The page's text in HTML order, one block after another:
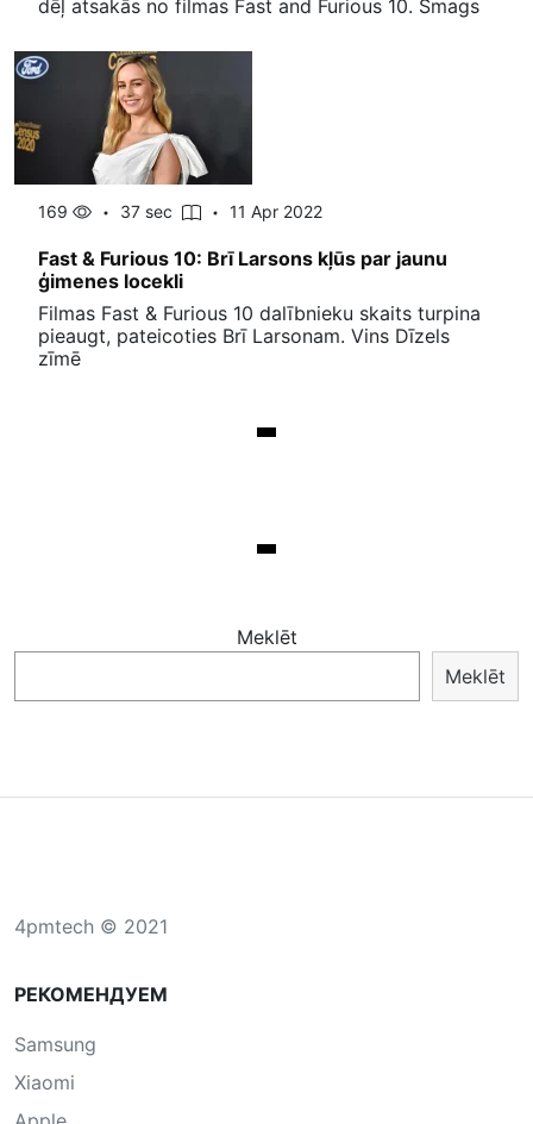
dēļ atsakās no filmas Fast and Furious 10. Smags
169 37 sec 11 Apr 2022
Fast & Furious 10: Brī Larsons kļūs par jaunu
ģimenes locekli
Filmas Fast & Furious 10 dalībnieku skaits turpina
pieaugt, pateicoties Brī Larsonam. Vins Dīzels
zīmē
Meklēt
Meklēt
4pmtech © 2021
РЕКОМЕНДУЕМ
Samsung
Xiaomi